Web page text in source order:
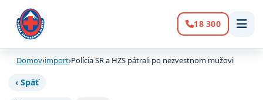
Volanie:
18 300
Domov›import›Polícia SR a HZS pátrali po nezvestnom mužovi
‹ Späť